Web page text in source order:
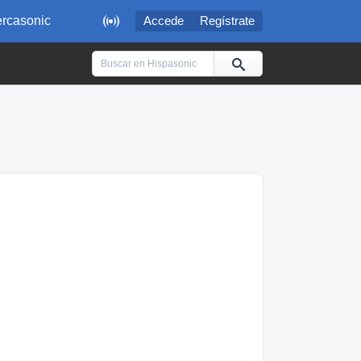
 Accede Regístrate